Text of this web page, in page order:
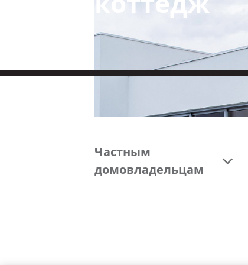
Частным
домовладельцам